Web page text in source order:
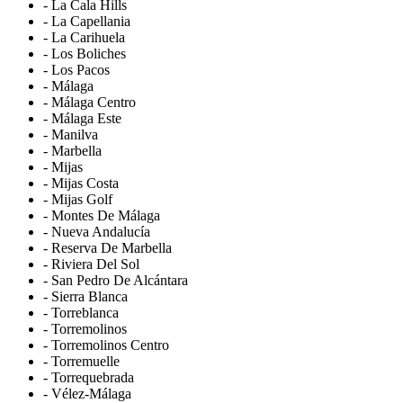
- La Cala Hills
- La Capellania
- La Carihuela
- Los Boliches
- Los Pacos
- Málaga
- Málaga Centro
- Málaga Este
- Manilva
- Marbella
- Mijas
- Mijas Costa
- Mijas Golf
- Montes De Málaga
- Nueva Andalucía
- Reserva De Marbella
- Riviera Del Sol
- San Pedro De Alcántara
- Sierra Blanca
- Torreblanca
- Torremolinos
- Torremolinos Centro
- Torremuelle
- Torrequebrada
- Vélez-Málaga